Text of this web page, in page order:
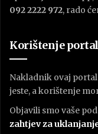
092 2222 972, rado
Korištenje
Nakladnik ovaj
jeste, a korištenje
Objavili smo vaše
zahtjev za